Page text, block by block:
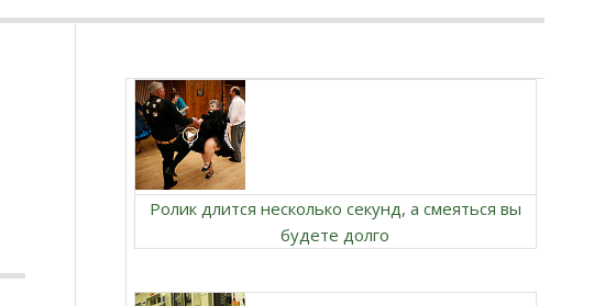
Ролик длится несколько секунд, а смеяться вы
будете долго